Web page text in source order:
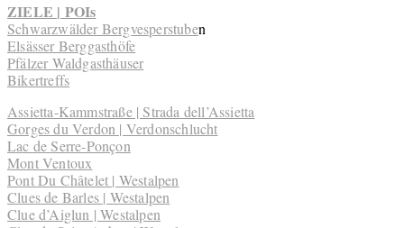
ZIELE | POIs
Schwarzwälder Bergvesperstuben
Elsässer Berggasthöfe
Pfälzer Waldgasthäuser
Bikertreffs
Assietta-Kammstraße | Strada dell’Assietta
Gorges du Verdon | Verdonschlucht
Lac de Serre-Ponçon
Mont Ventoux
Pont Du Châtelet | Westalpen
Clues de Barles | Westalpen
Clue d’Aiglun | Westalpen